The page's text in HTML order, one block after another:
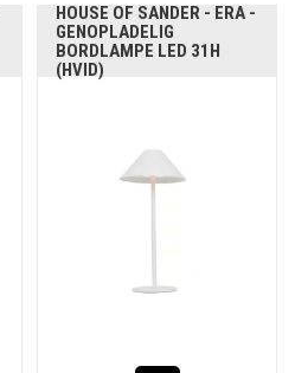
HOUSE OF SANDER - ERA -
GENOPLADELIG
BORDLAMPE LED 31H
(HVID)